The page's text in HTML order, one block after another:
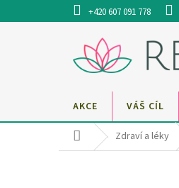
na
+420 607 091 778
AKCE VÁŠ CÍL
Domů Zdraví a léky